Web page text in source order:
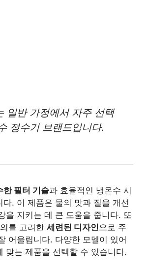
일반 가정에서 자주 선택
정수기 브랜드입니다.
한 필터 기술과 효율적인 냉온수 시
다. 이 제품은 물의 맛과 질을 개선
을 지키는 데 큰 도움을 줍니다. 또
를 고려한 세련된 디자인 으로 주
어울립니다. 다양한 모델이 있어
맞는 제품을 선택할 수 있습니다.